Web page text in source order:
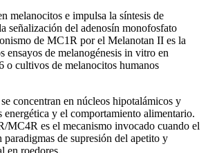
melanocitos e impulsa la síntesis de
señalización del adenosín monofosfato
de MC1R por el Melanotan II es la
ensayos de melanogénesis in vitro en
o cultivos de melanocitos humanos
concentran en núcleos hipotalámicos y
energética y el comportamiento alimentario.
MC4R es el mecanismo invocado cuando el
paradigmas de supresión del apetito y